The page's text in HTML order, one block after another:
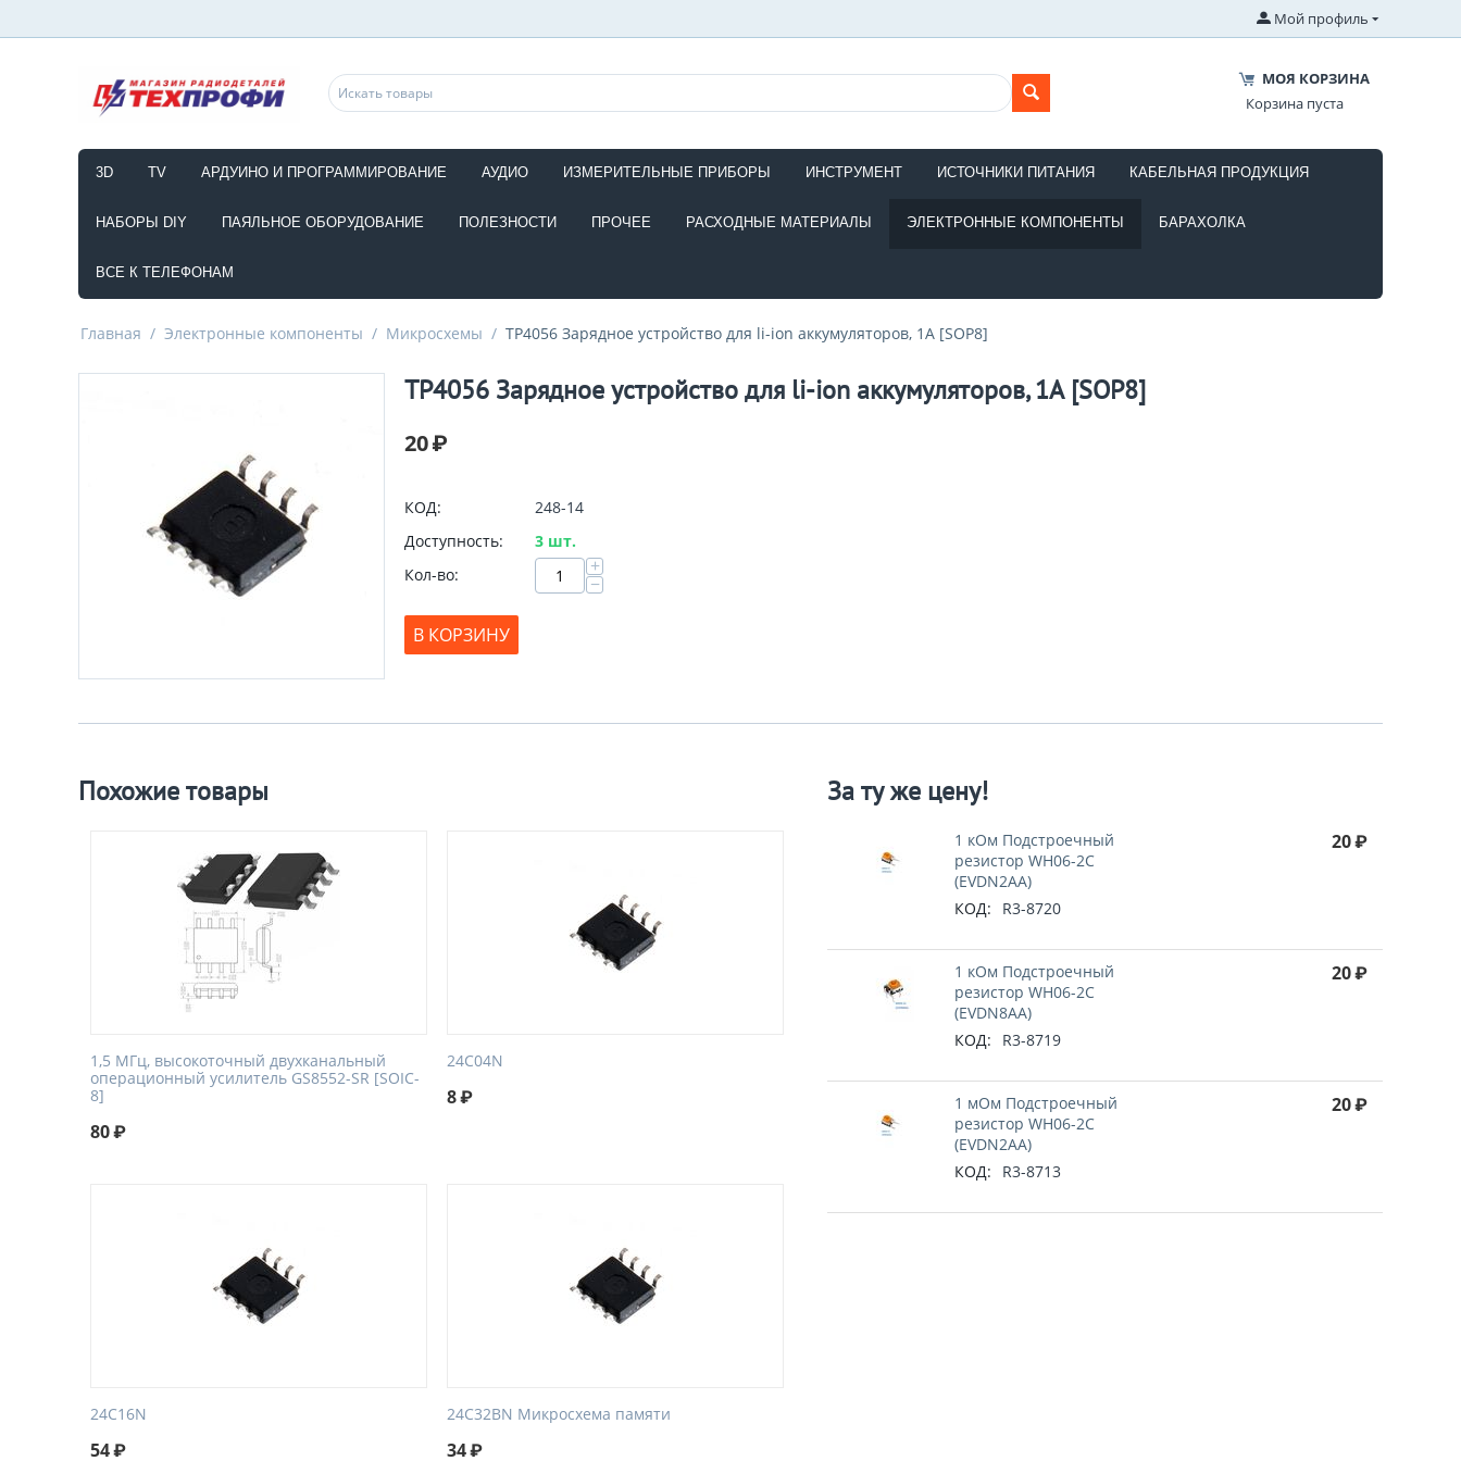
Мой профиль
МОЯ КОРЗИНА
Корзина пуста
3D TV АРДУИНО И ПРОГРАММИРОВАНИЕ АУДИО ИЗМЕРИТЕЛЬНЫЕ ПРИБОРЫ ИНСТРУМЕНТ ИСТОЧНИКИ ПИТАНИЯ КАБЕЛЬНАЯ ПРОДУКЦИЯ
НАБОРЫ DIY ПАЯЛЬНОЕ ОБОРУДОВАНИЕ ПОЛЕЗНОСТИ ПРОЧЕЕ РАСХОДНЫЕ МАТЕРИАЛЫ ЭЛЕКТРОННЫЕ КОМПОНЕНТЫ БАРАХОЛКА
ВСЕ К ТЕЛЕФОНАМ
Главная / Электронные компоненты / Микросхемы / TP4056 Зарядное устройство для li-ion аккумуляторов, 1А [SOP8]
TP4056 Зарядное устройство для li-ion аккумуляторов, 1А [SOP8]
20₽
КОД:
248-14
Доступность:
3 шт.
Кол-во:
+
−
В КОРЗИНУ
Похожие товары
1,5 МГц, высокоточный двухканальный
операционный усилитель GS8552-SR [SOIC-
8]
80₽
24C04N
8₽
24C16N
54₽
24C32BN Микросхема памяти
34₽
За ту же цену!
1 кОм Подстроечный
резистор WH06-2C
(EVDN2AA)
КОД:
R3-8720
20₽
1 кОм Подстроечный
резистор WH06-2C
(EVDN8AA)
КОД:
R3-8719
20₽
1 мОм Подстроечный
резистор WH06-2C
(EVDN2AA)
КОД:
R3-8713
20₽